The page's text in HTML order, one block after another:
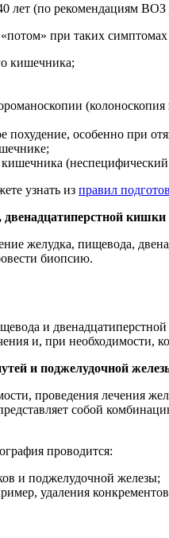
лет (по рекомендациям ВОЗ
при таких симптомах
кишечника;
похудение, особенно при
узнать из правил
двенадцатиперстной кишки
желудка, пищевода,
биопсию.
и
и, при необходимости,
и поджелудочной
проведения лечения
собой
проводится:
и поджелудочной железы;
удаления